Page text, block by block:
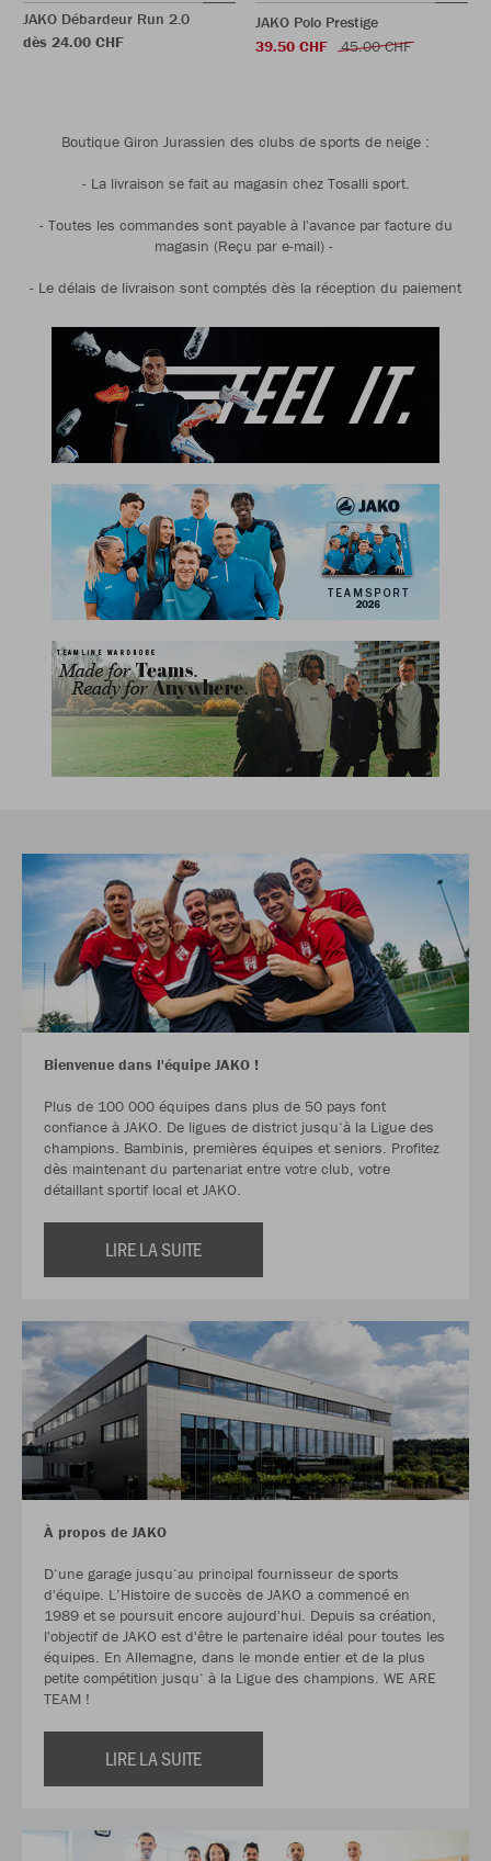
JAKO Débardeur Run 2.0
dès 24.00 CHF
JAKO Polo Prestige
39.50 CHF
45.00 CHF
Boutique Giron Jurassien des clubs de sports de neige :
- La livraison se fait au magasin chez Tosalli sport.
- Toutes les commandes sont payable à l'avance par facture du
magasin (Reçu par e-mail) -
- Le délais de livraison sont comptés dès la réception du paiement
Bienvenue dans l'équipe JAKO !
Plus de 100 000 équipes dans plus de 50 pays font
confiance à JAKO. De ligues de district jusqu‘à la Ligue des
champions. Bambinis, premières équipes et seniors. Profitez
dès maintenant du partenariat entre votre club, votre
détaillant sportif local et JAKO.
LIRE LA SUITE
À propos de JAKO
D‘une garage jusqu‘au principal fournisseur de sports
d'équipe. L’Histoire de succès de JAKO a commencé en
1989 et se poursuit encore aujourd'hui. Depuis sa création,
l'objectif de JAKO est d'être le partenaire idéal pour toutes les
équipes. En Allemagne, dans le monde entier et de la plus
petite compétition jusqu‘ à la Ligue des champions. WE ARE
TEAM !
LIRE LA SUITE